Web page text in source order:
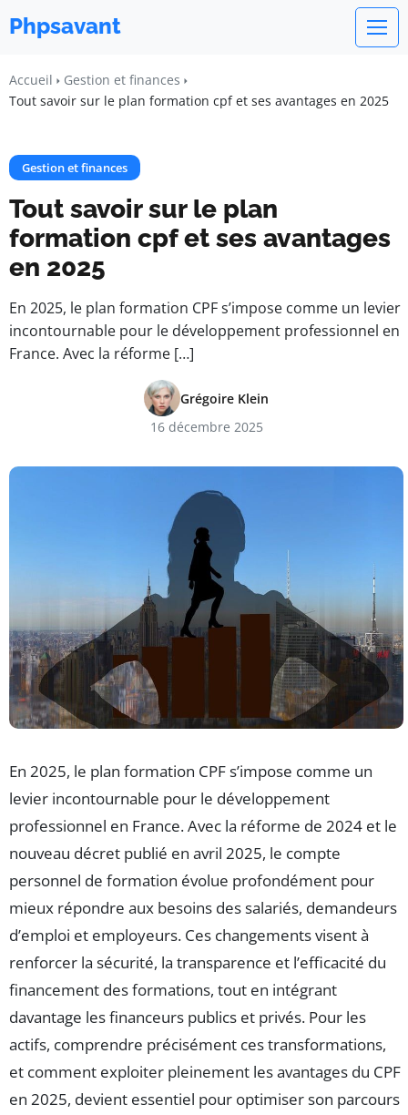
Phpsavant
Accueil
Gestion et finances
Tout savoir sur le plan formation cpf et ses avantages en 2025
Gestion et finances
Tout savoir sur le plan
formation cpf et ses avantages
en 2025
En 2025, le plan formation CPF s’impose comme un levier
incontournable pour le développement professionnel en
France. Avec la réforme […]
Grégoire Klein
16 décembre 2025
En 2025, le plan formation CPF s’impose comme un
levier incontournable pour le développement
professionnel en France. Avec la réforme de 2024 et le
nouveau décret publié en avril 2025, le compte
personnel de formation évolue profondément pour
mieux répondre aux besoins des salariés, demandeurs
d’emploi et employeurs. Ces changements visent à
renforcer la sécurité, la transparence et l’efficacité du
financement des formations, tout en intégrant
davantage les financeurs publics et privés. Pour les
actifs, comprendre précisément ces transformations,
et comment exploiter pleinement les avantages du CPF
en 2025, devient essentiel pour optimiser son parcours